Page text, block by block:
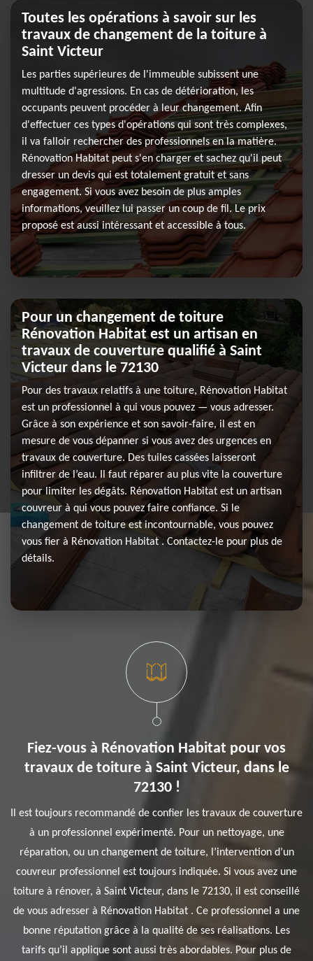
Toutes les opérations à savoir sur les
travaux de changement de la toiture à
Saint Victeur
Les parties supérieures de l'immeuble subissent une
multitude d'agressions. En cas de détérioration, les
occupants peuvent procéder à leur changement. Afin
d'effectuer ces types d'opérations qui sont très complexes,
il va falloir rechercher des professionnels en la matière.
Rénovation Habitat peut s'en charger et sachez qu'il peut
dresser un devis qui est totalement gratuit et sans
engagement. Si vous avez besoin de plus amples
informations, veuillez lui passer un coup de fil. Le prix
proposé est aussi intéressant et accessible à tous.
Pour un changement de toiture
Rénovation Habitat est un artisan en
travaux de couverture qualifié à Saint
Victeur dans le 72130
Pour des travaux relatifs à une toiture, Rénovation Habitat
est un professionnel à qui vous pouvez — vous adresser.
Grâce à son expérience et son savoir-faire, il est en
mesure de vous dépanner si vous avez des urgences en
travaux de couverture. Des tuiles cassées laisseront
infiltrer de l’eau. Il faut réparer au plus vite la couverture
pour limiter les dégâts. Rénovation Habitat est un artisan
couvreur à qui vous pouvez faire confiance. Si le
changement de toiture est incontournable, vous pouvez
vous fier à Rénovation Habitat . Contactez-le pour plus de
détails.
Fiez-vous à Rénovation Habitat pour vos
travaux de toiture à Saint Victeur, dans le
72130 !
Il est toujours recommandé de confier les travaux de couverture
à un professionnel expérimenté. Pour un nettoyage, une
réparation, ou un changement de toiture, l’intervention d’un
couvreur professionnel est toujours indiquée. Si vous avez une
toiture à rénover, à Saint Victeur, dans le 72130, il est conseillé
de vous adresser à Rénovation Habitat . Ce professionnel a une
bonne réputation grâce à la qualité de ses réalisations. Les
tarifs qu’il applique sont aussi très abordables. Pour plus de